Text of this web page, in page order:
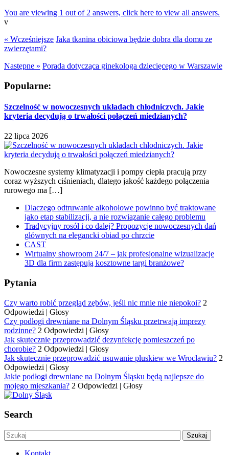
You are viewing 1 out of 2 answers, click here to view all answers.
v
« Wcześniejsze Jaka tkanina obiciowa będzie dobra dla domu ze
zwierzętami?
Następne » Porada dotycząca ginekologa dziecięcego w Warszawie
Popularne:
Szczelność w nowoczesnych układach chłodniczych. Jakie
kryteria decydują o trwałości połączeń miedzianych?
22 lipca 2026
Nowoczesne systemy klimatyzacji i pompy ciepła pracują przy
coraz wyższych ciśnieniach, dlatego jakość każdego połączenia
rurowego ma […]
Dlaczego odtruwanie alkoholowe powinno być traktowane
jako etap stabilizacji, a nie rozwiązanie całego problemu
Tradycyjny rosół i co dalej? Propozycje nowoczesnych dań
głównych na elegancki obiad po chrzcie
CAST
Wirtualny showroom 24/7 – jak profesjonalne wizualizacje
3D dla firm zastępują kosztowne targi branżowe?
Pytania
Czy warto robić przegląd zębów, jeśli nic mnie nie niepokoi? 2
Odpowiedzi | Głosy
Czy podłogi drewniane na Dolnym Śląsku przetrwają imprezy
rodzinne? 2 Odpowiedzi | Głosy
Jak skutecznie przeprowadzić dezynfekcję pomieszczeń po
chorobie? 2 Odpowiedzi | Głosy
Jak skutecznie przeprowadzić usuwanie pluskiew we Wrocławiu? 2
Odpowiedzi | Głosy
Jakie podłogi drewniane na Dolnym Śląsku będą najlepsze do
mojego mieszkania? 2 Odpowiedzi | Głosy
Search
Kontakt